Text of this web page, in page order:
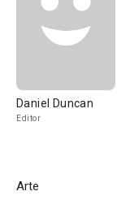
Daniel Duncan
Editor
Arte